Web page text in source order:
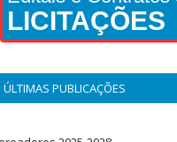
LICITAÇÕES
ÚLTIMAS PUBLICAÇÕES